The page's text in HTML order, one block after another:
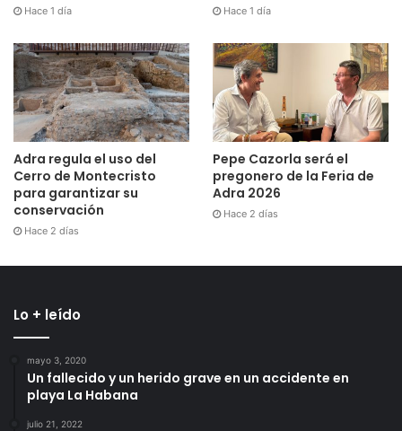
Hace 1 día Hace 1 día
Adra regula el uso del
Cerro de Montecristo
para garantizar su
conservación
Hace 2 días
Pepe Cazorla será el
pregonero de la Feria de
Adra 2026
Hace 2 días
Lo + leído
mayo 3, 2020
Un fallecido y un herido grave en un accidente en
playa La Habana
julio 21, 2022